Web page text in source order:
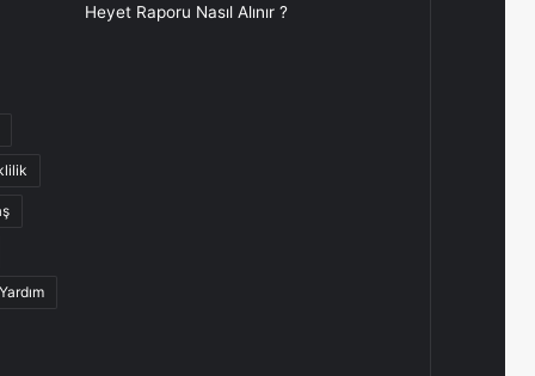
Heyet Raporu Nasıl Alınır ?